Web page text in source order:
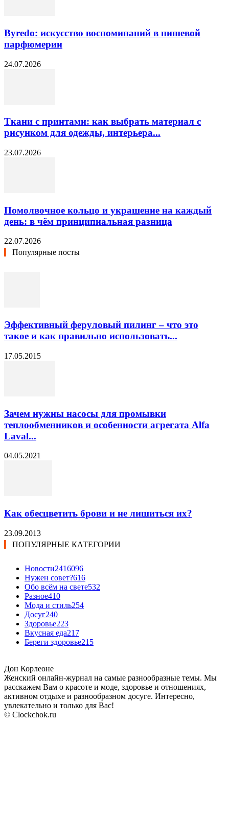
Byredo: искусство воспоминаний в нишевой
парфюмерии
24.07.2026
Ткани с принтами: как выбрать материал с
рисунком для одежды, интерьера...
23.07.2026
Помолвочное кольцо и украшение на каждый
день: в чём принципиальная разница
22.07.2026
Популярные посты
Эффективный феруловый пилинг – что это
такое и как правильно использовать...
17.05.2015
Зачем нужны насосы для промывки
теплообменников и особенности агрегата Alfa
Laval...
04.05.2021
Как обесцветить брови и не лишиться их?
23.09.2013
ПОПУЛЯРНЫЕ КАТЕГОРИИ
Новости2416096
Нужен совет?616
Обо всём на свете532
Разное410
Мода и стиль254
Досуг240
Здоровье223
Вкусная еда217
Береги здоровье215
Дон Корлеоне
Женский онлайн-журнал на самые разнообразные темы. Мы
расскажем Вам о красоте и моде, здоровье и отношениях,
активном отдыхе и разнообразном досуге. Интересно,
увлекательно и только для Вас!
© Clockchok.ru